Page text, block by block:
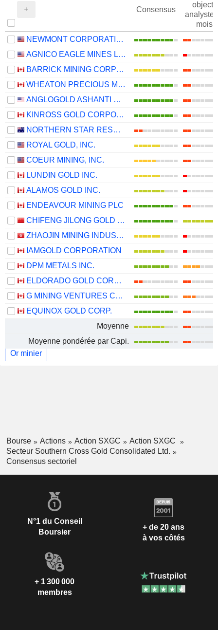
Consensus
objectif
mois
NEWMONT CORPORATION
AGNICO EAGLE MINES LIMITED
BARRICK MINING CORPORATION
WHEATON PRECIOUS METALS CORP.
ANGLOGOLD ASHANTI PLC
KINROSS GOLD CORPORATION
NORTHERN STAR RESOURCES LIMITED
ROYAL GOLD, INC.
COEUR MINING, INC.
LUNDIN GOLD INC.
ALAMOS GOLD INC.
ENDEAVOUR MINING PLC
CHIFENG JILONG GOLD MINING GROUP LIMITED
ZHAOJIN MINING INDUSTRY COMPANY LIMITED
IAMGOLD CORPORATION
DPM METALS INC.
ELDORADO GOLD CORPORATION
G MINING VENTURES CORP.
EQUINOX GOLD CORP.
Moyenne
Moyenne pondérée par Capi.
Or minier
Bourse Actions Action SXGC
Action SXGC
Secteur Southern Cross Gold Consolidated Ltd.
Consensus sectoriel
N°1 du Conseil
Boursier
+ de 20 ans
à vos côtés
+ 1 300 000
membres